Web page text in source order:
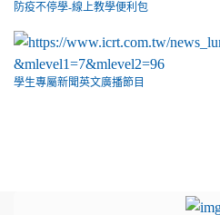
防疫不停學-線上教學便利包
學生專屬新聞英文廣播節目